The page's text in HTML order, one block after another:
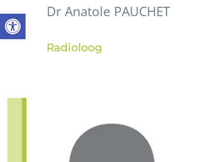
Open toolbarDr Anatole PAUCHET
Radioloog